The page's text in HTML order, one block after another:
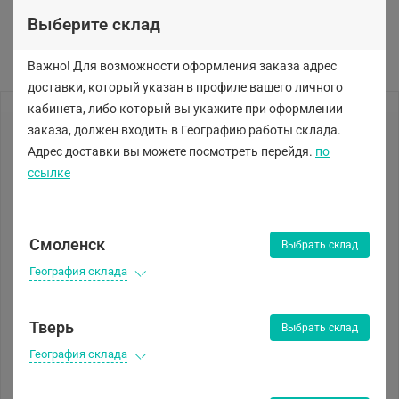
Выберите склад
Важно! Для возможности оформления заказа адрес
доставки, который указан в профиле вашего личного
кабинета, либо который вы укажите при оформлении
заказа, должен входить в Географию работы склада.
Адрес доставки вы можете посмотреть перейдя. по
ссылке
Смоленск Выбрать склад
География склада
Тверь Выбрать склад
География склада